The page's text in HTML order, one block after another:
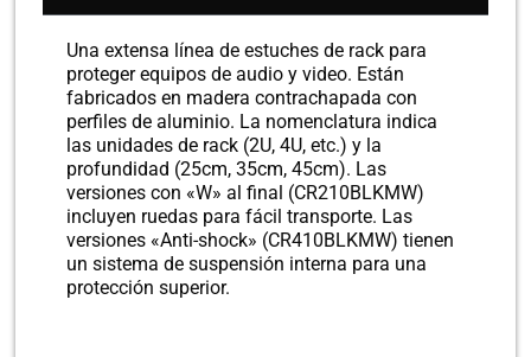
Una extensa línea de estuches de rack para
proteger equipos de audio y video. Están
fabricados en madera contrachapada con
perfiles de aluminio. La nomenclatura indica
las unidades de rack (2U, 4U, etc.) y la
profundidad (25cm, 35cm, 45cm). Las
versiones con «W» al final (CR210BLKMW)
incluyen ruedas para fácil transporte. Las
versiones «Anti-shock» (CR410BLKMW) tienen
un sistema de suspensión interna para una
protección superior.